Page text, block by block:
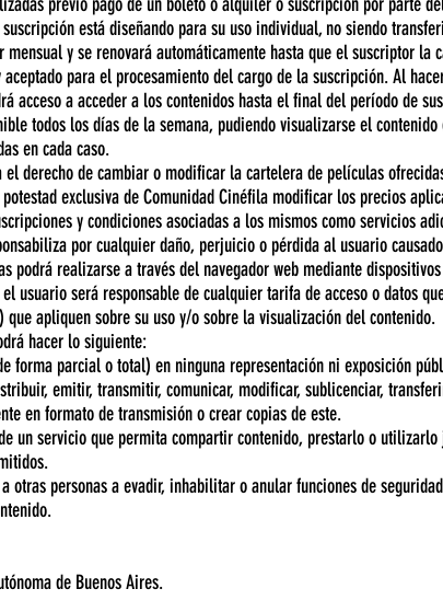
está diseñando para su uso individual, no siendo
mensual y se renovará automáticamente hasta que el suscriptor
para el procesamiento del cargo de la suscripción. Al
acceso a acceder a los contenidos hasta el final del período de
todos los días de la semana, pudiendo visualizarse el
en cada caso.
derecho de cambiar o modificar la cartelera de películas
exclusiva de Comunidad Cinéfila modificar los precios
y condiciones asociadas a los mismos como servicios
por cualquier daño, perjuicio o pérdida al usuario
podrá realizarse a través del navegador web mediante
usuario será responsable de cualquier tarifa de acceso o datos
apliquen sobre su uso y/o sobre la visualización del contenido.
hacer lo siguiente:
forma parcial o total) en ninguna representación ni exposición
emitir, transmitir, comunicar, modificar, sublicenciar,
en formato de transmisión o crear copias de este.
un servicio que permita compartir contenido, prestarlo o
otras personas a evadir, inhabilitar o anular funciones de
de Buenos Aires.